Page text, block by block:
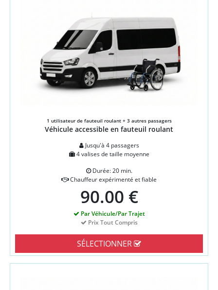
1 utilisateur de fauteuil roulant + 3 autres passagers
Véhicule accessible en fauteuil roulant
Jusqu'à 4 passagers
4 valises de taille moyenne
Durée: 20 min.
Chauffeur expérimenté et fiable
90.00 €
Par Véhicule/Par Trajet
Prix Tout Compris
SÉLECTIONNER